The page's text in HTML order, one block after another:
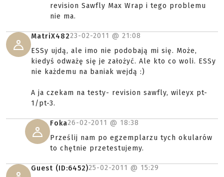
revision Sawfly Max Wrap i tego problemu
nie ma.
MatriX48223-02-2011 @ 21:08
ESSy ujdą, ale imo nie podobają mi się. Może,
kiedyś odważę się je założyć. Ale kto co woli. ESSy
nie każdemu na baniak wejdą :)
A ja czekam na testy- revision sawfly, wileyx pt-
1/pt-3.
Foka26-02-2011 @ 18:38
Prześlij nam po egzemplarzu tych okularów
to chętnie przetestujemy.
Guest (ID:6452)25-02-2011 @ 15:29